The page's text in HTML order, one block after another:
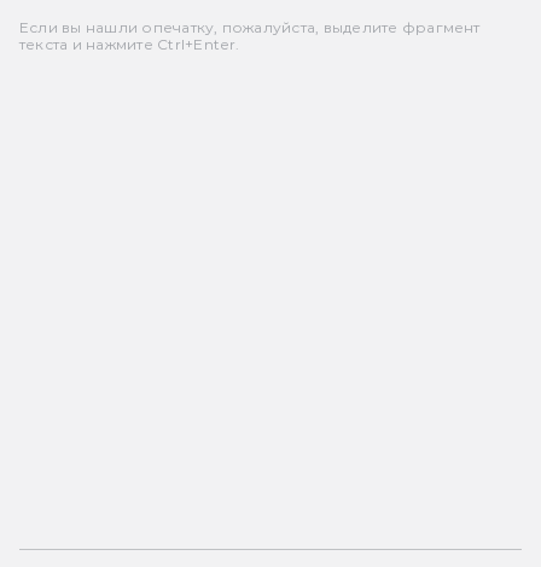
Если вы нашли опечатку, пожалуйста, выделите фрагмент
текста и нажмите Ctrl+Enter.